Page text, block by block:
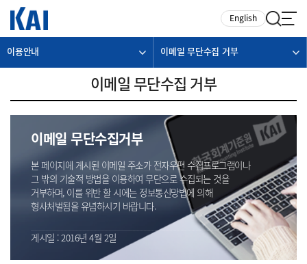
English
이용안내 이메일 무단수집 거부
이메일 무단수집 거부
이메일 무단수집거부
본 페이지에 게시된 이메일 주소가 전자우편 수집프로그램이나
그 밖의 기술적 방법을 이용하여 무단으로 수집되는 것을
거부하며, 이를 위반 할 시에는 정보통신망법에 의해
형사처벌됨을 유념하시기 바랍니다.
게시일 : 2016년 4월 2일